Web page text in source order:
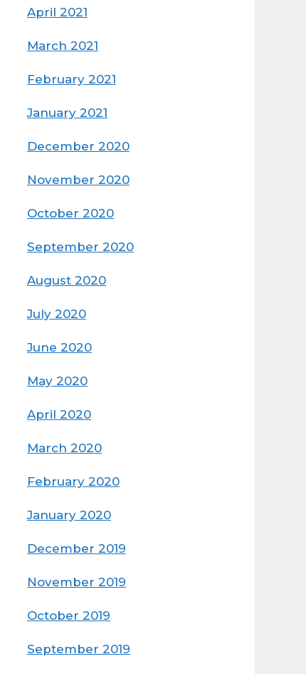
April 2021
March 2021
February 2021
January 2021
December 2020
November 2020
October 2020
September 2020
August 2020
July 2020
June 2020
May 2020
April 2020
March 2020
February 2020
January 2020
December 2019
November 2019
October 2019
September 2019